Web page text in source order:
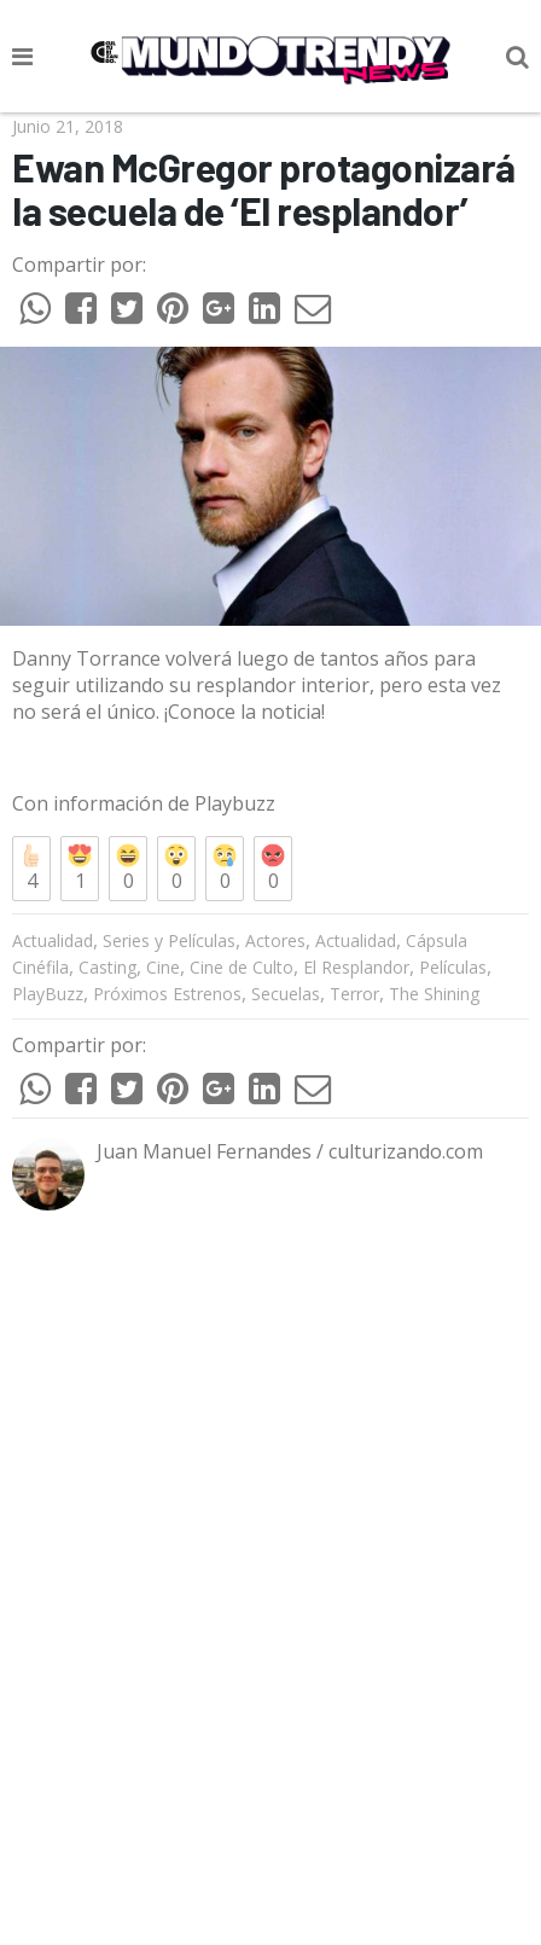
NOTICIAS
CULTURA POP
CIENCIA Y TECNOLOGÍA
VIDA
SOCIEDAD
CULTURIZANDO.COM
Junio 21, 2018
Ewan McGregor protagonizará
la secuela de ‘El resplandor’
Compartir por:
Danny Torrance volverá luego de tantos años para
seguir utilizando su resplandor interior, pero esta vez
no será el único. ¡Conoce la noticia!
Con información de Playbuzz
4 1 0 0 0 0
Actualidad, Series y Películas, Actores, Actualidad, Cápsula
Cinéfila, Casting, Cine, Cine de Culto, El Resplandor, Películas,
PlayBuzz, Próximos Estrenos, Secuelas, Terror, The Shining
Compartir por:
Juan Manuel Fernandes / culturizando.com